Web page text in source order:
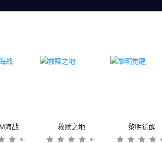
海战 救赎之地 黎明觉醒